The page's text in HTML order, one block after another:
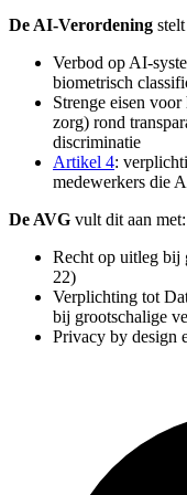
De AI-Verordening
Verbod op AI-
biometrisch
Strenge eisen
zorg) rond
discriminatie
Artikel 4:
medewerkers die
De AVG vult dit aan met:
Recht op uitleg bij
22)
Verplichting tot
bij grootschalige
Privacy by design